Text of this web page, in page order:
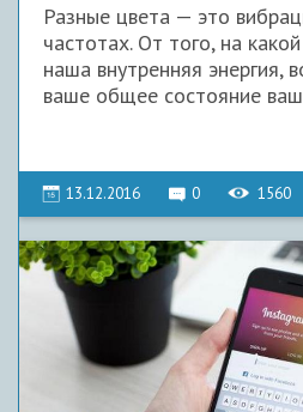
Разные цвета — это
частотах. От того, на
наша внутренняя энергия,
ваше общее состояние
13.12.2016 0 1560